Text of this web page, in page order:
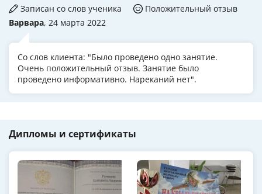
Варвара, 24 марта 2022
Записан со слов ученика Положительный отзыв
Со слов клиента: "Было проведено одно занятие.
Очень положительный отзыв. Занятие было
проведено информативно. Нареканий нет".
Дипломы и сертификаты